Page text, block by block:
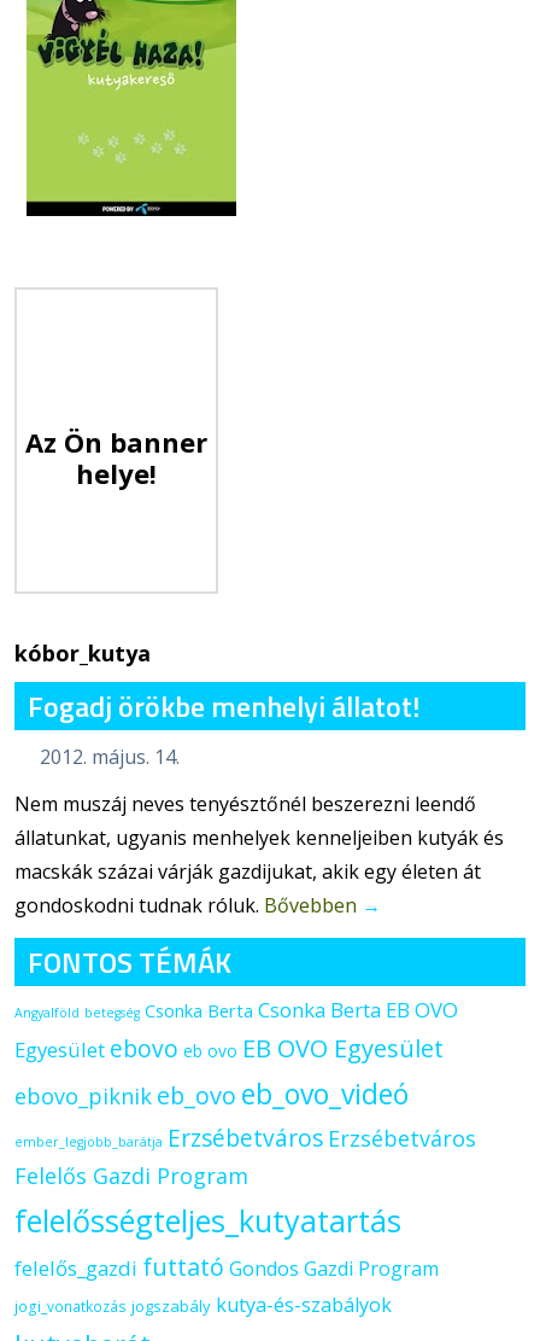
Az Ön banner
helye!
kóbor_kutya
Fogadj örökbe menhelyi állatot!
2012. május. 14.
Nem muszáj neves tenyésztőnél beszerezni leendő
állatunkat, ugyanis menhelyek kenneljeiben kutyák és
macskák százai várják gazdijukat, akik egy életen át
gondoskodni tudnak róluk. Bővebben →
FONTOS TÉMÁK
Angyalföld betegség Csonka Berta Csonka Berta EB OVO
Egyesület ebovo eb ovo EB OVO Egyesület
ebovo_piknik eb_ovo eb_ovo_videó
ember_legjobb_barátja Erzsébetváros Erzsébetváros
Felelős Gazdi Program
felelősségteljes_kutyatartás
felelős_gazdi futtató Gondos Gazdi Program
jogi_vonatkozás jogszabály kutya-és-szabályok